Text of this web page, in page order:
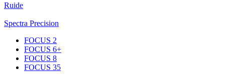
Ruide
Spectra Precision
FOCUS 2
FOCUS 6+
FOCUS 8
FOCUS 35